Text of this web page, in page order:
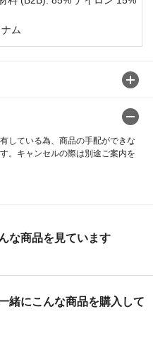
ム
している為、商品の手配ができな
。キャンセルの際は別途ご案内を
な商品を見ています
緒にこんな商品を購入して